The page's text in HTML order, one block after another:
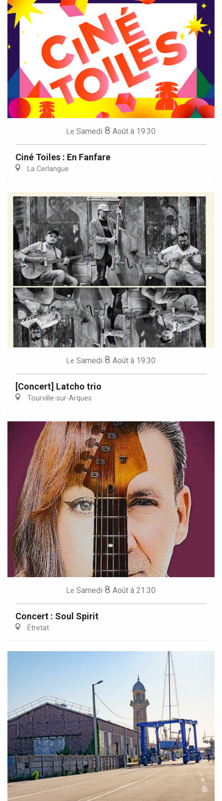
Le Samedi 8 Août à 19:30
Ciné Toiles : En Fanfare
La Cerlangue
Le Samedi 8 Août à 19:30
[Concert] Latcho trio
Tourville-sur-Arques
Le Samedi 8 Août à 21:30
Concert : Soul Spirit
Étretat